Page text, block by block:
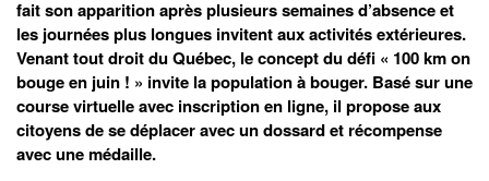
fait son apparition après plusieurs semaines d’absence et
les journées plus longues invitent aux activités extérieures.
Venant tout droit du Québec, le concept du défi « 100 km on
bouge en juin ! » invite la population à bouger. Basé sur une
course virtuelle avec inscription en ligne, il propose aux
citoyens de se déplacer avec un dossard et récompense
avec une médaille.